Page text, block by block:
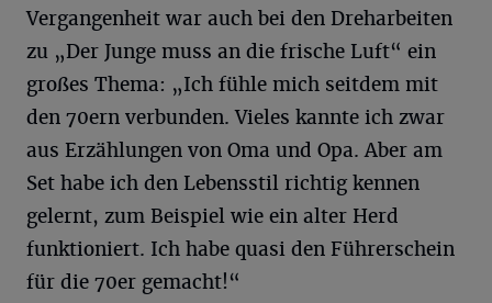
Vergangenheit war auch bei den Dreharbeiten
zu „Der Junge muss an die frische Luft“ ein
großes Thema: „Ich fühle mich seitdem mit
den 70ern verbunden. Vieles kannte ich zwar
aus Erzählungen von Oma und Opa. Aber am
Set habe ich den Lebensstil richtig kennen
gelernt, zum Beispiel wie ein alter Herd
funktioniert. Ich habe quasi den Führerschein
für die 70er gemacht!“